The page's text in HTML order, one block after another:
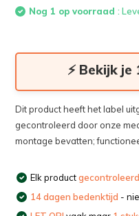
Nog 1 op voorraad:
⚡ Bekijk
Dit product heeft het label
gecontroleerd door onze
montage bevatten;
Elk productgecontroleerd
14 dagen bedenktijd -